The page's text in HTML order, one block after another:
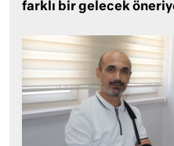
farklı bir gelecek